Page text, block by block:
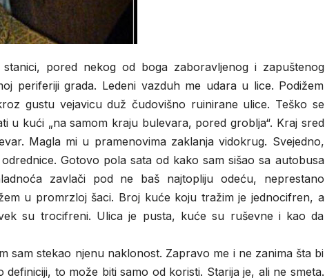
pored nekog od boga zaboravljenog i zapuštenog
periferiji grada. Ledeni vazduh me udara u lice. Podižem
gustu vejavicu duž čudovišno ruinirane ulice. Teško se
u kući „na samom kraju bulevara, pored groblja“. Kraj sred
Magla mi u pramenovima zaklanja vidokrug. Svejedno,
Gotovo pola sata od kako sam sišao sa autobusa
zavlači pod ne baš najtopliju odeću, neprestano
u promrzloj šaci. Broj kuće koju tražim je jednocifren, a
su trocifreni. Ulica je pusta, kuće su ruševne i kao da
sam stekao njenu naklonost. Zapravo me i ne zanima šta bi
to može biti samo od koristi. Starija je, ali ne smeta.